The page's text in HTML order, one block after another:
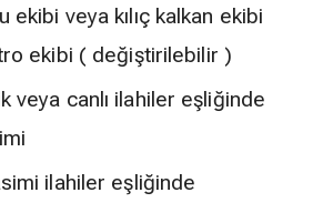
ekibi veya kılıç kalkan ekibi
ekibi ( değiştirilebilir )
veya canlı ilahiler eşliğinde
ilahiler eşliğinde